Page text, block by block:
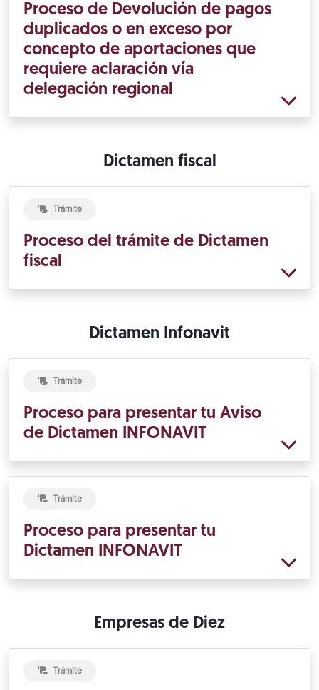
Proceso de Devolución de pagos
duplicados o en exceso por
concepto de aportaciones que
requiere aclaración vía
delegación regional
Dictamen fiscal
Trámite
Proceso del trámite de Dictamen
fiscal
Dictamen Infonavit
Trámite
Proceso para presentar tu Aviso
de Dictamen INFONAVIT
Trámite
Proceso para presentar tu
Dictamen INFONAVIT
Empresas de Diez
Trámite